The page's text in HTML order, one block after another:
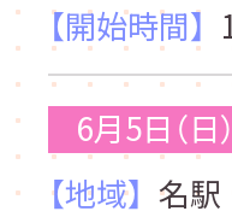
【開始時間】
6月5日（日）
【地域】 名駅